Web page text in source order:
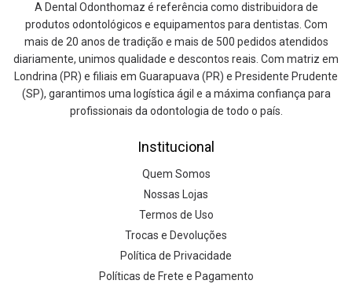
A Dental Odonthomaz é referência como distribuidora de
produtos odontológicos e equipamentos para dentistas. Com
mais de 20 anos de tradição e mais de 500 pedidos atendidos
diariamente, unimos qualidade e descontos reais. Com matriz em
Londrina (PR) e filiais em Guarapuava (PR) e Presidente Prudente
(SP), garantimos uma logística ágil e a máxima confiança para
profissionais da odontologia de todo o país.
Institucional
Quem Somos
Nossas Lojas
Termos de Uso
Trocas e Devoluções
Política de Privacidade
Políticas de Frete e Pagamento